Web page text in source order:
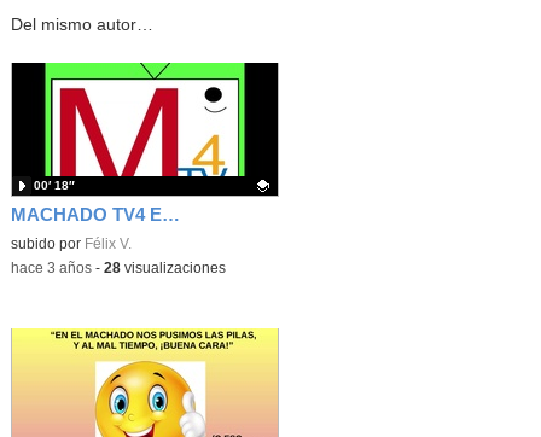
Del mismo autor…
MACHADO TV4 Entradilla
Contenido educativo.
subido por Félix V.
00′ 18″
-hace 3 años- 28visualizaciones